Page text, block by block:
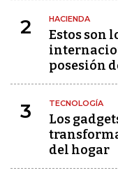
2 HACIENDA
Estos son
posesión
3 TECNOLOGÍA
Los
del hogar